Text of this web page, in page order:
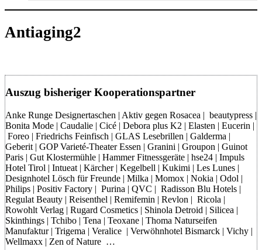
Antiaging2
Auszug bisheriger Kooperationspartner
Anke Runge Designertaschen | Aktiv gegen Rosacea | beautypress |
Bonita Mode | Caudalie | Cicé | Debora plus K2 | Elasten | Eucerin |
Foreo | Friedrichs Feinfisch | GLAS Lesebrillen | Galderma |
Geberit | GOP Varieté-Theater Essen | Granini | Groupon | Guinot
Paris | Gut Klostermühle | Hammer Fitnessgeräte | hse24 | Impuls
Hotel Tirol | Intueat | Kärcher | Kegelbell | Kukimi | Les Lunes |
Designhotel Lösch für Freunde | Milka | Momox | Nokia | Odol |
Philips | Positiv Factory | Purina | QVC | Radisson Blu Hotels |
Regulat Beauty | Reisenthel | Remifemin | Revlon | Ricola |
Rowohlt Verlag | Rugard Cosmetics | Shinola Detroid | Silicea |
Skinthings | Tchibo | Tena | Teoxane | Thoma Naturseifen
Manufaktur | Trigema | Veralice | Verwöhnhotel Bismarck | Vichy |
Wellmaxx | Zen of Nature …